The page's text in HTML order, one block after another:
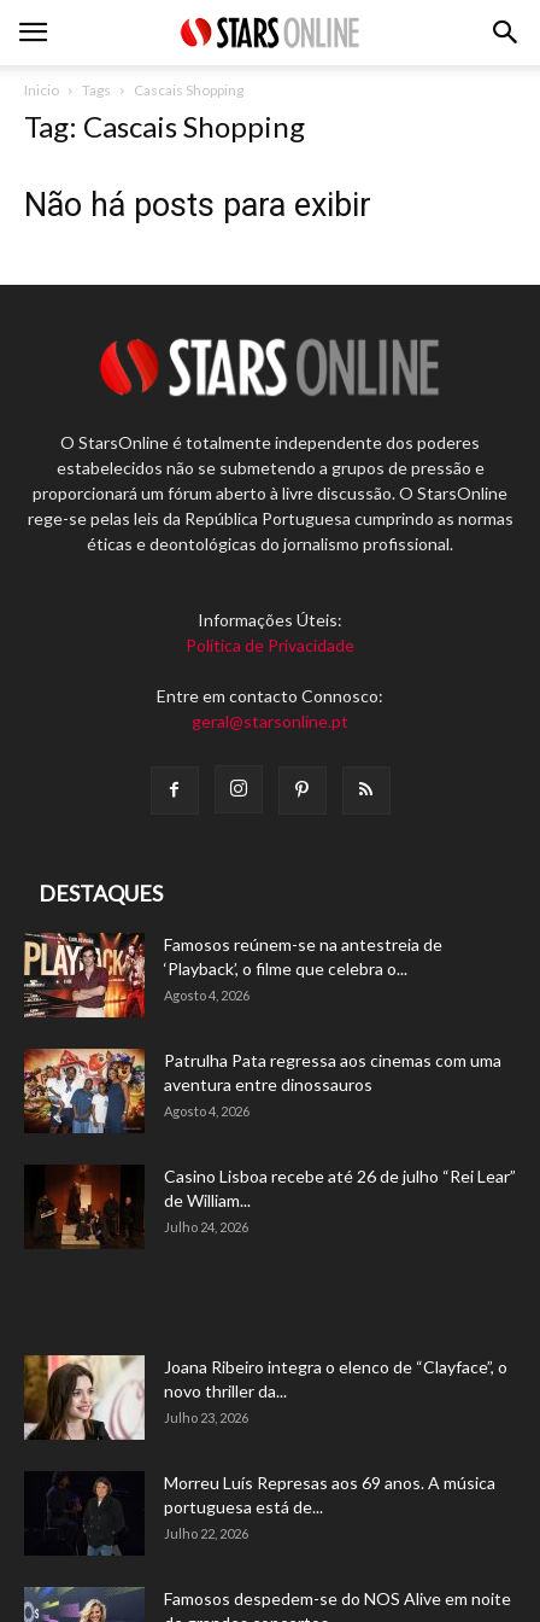
Inicio Tags Cascais Shopping
Tag: Cascais Shopping
Não há posts para exibir
O StarsOnline é totalmente independente dos poderes
estabelecidos não se submetendo a grupos de pressão e
proporcionará um fórum aberto à livre discussão. O StarsOnline
rege-se pelas leis da República Portuguesa cumprindo as normas
éticas e deontológicas do jornalismo profissional.
Informações Úteis:
Política de Privacidade
Entre em contacto Connosco:
geral@starsonline.pt
DESTAQUES
Famosos reúnem-se na antestreia de
‘Playback’, o filme que celebra o...
Agosto 4, 2026
Patrulha Pata regressa aos cinemas com uma
aventura entre dinossauros
Agosto 4, 2026
Casino Lisboa recebe até 26 de julho “Rei Lear”
de William...
Julho 24, 2026
Joana Ribeiro integra o elenco de “Clayface”, o
novo thriller da...
Julho 23, 2026
Morreu Luís Represas aos 69 anos. A música
portuguesa está de...
Julho 22, 2026
Famosos despedem-se do NOS Alive em noite